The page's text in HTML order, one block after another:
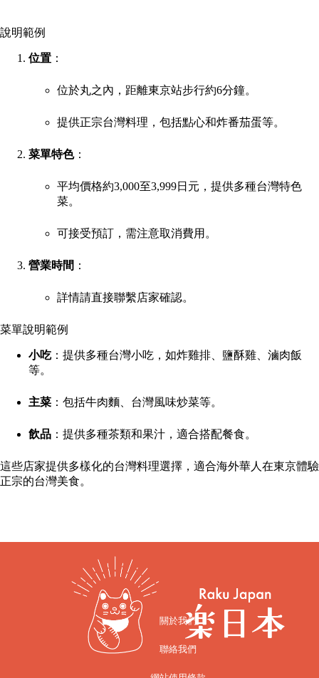
說明範例
位置 ：
位於丸之內，距離東京站步行約6分鐘。
提供正宗台灣料理，包括點心和炸番茄蛋等。
菜單特色：
平均價格約3,000至3,999日元，提供多種台灣特色
菜。
可接受預訂，需注意取消費用。
營業時間 ：
詳情請直接聯繫店家確認。
菜單說明範例
小吃：提供多種台灣小吃，如炸雞排、鹽酥雞、滷肉飯
等。
主菜 ：包括牛肉麵、台灣風味炒菜等。
飲品 ：提供多種茶類和果汁，適合搭配餐食。
這些店家提供多樣化的台灣料理選擇，適合海外華人在東京體驗
正宗的台灣美食。
關於我們
聯絡我們